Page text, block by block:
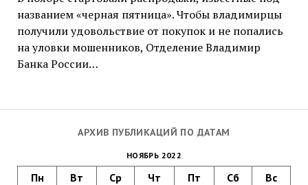
АРХИВ ПУБЛИКАЦИЙ ПО ДАТАМ
НОЯБРЬ 2022
Пн Вт Ср Чт Пт Сб Вс
названием «черная пятница». Чтобы владимирцы
получили удовольствие от покупок и не попались
на уловки мошенников, Отделение Владимир
Банка России…